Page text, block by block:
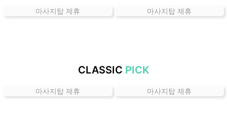
동
곳
마사지탑 제휴 마사지탑 제휴
CLASSIC PICK
마사지탑 제휴 마사지탑 제휴